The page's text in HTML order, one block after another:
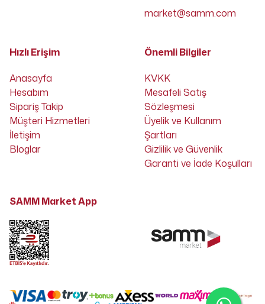
market@samm.com
Hızlı Erişim
Anasayfa
Hesabım
Sipariş Takip
Müşteri Hizmetleri
İletişim
Bloglar
Önemli Bilgiler
KVKK
Mesafeli Satış
Sözleşmesi
Üyelik ve Kullanım
Şartları
Gizlilik ve Güvenlik
Garanti ve İade Koşulları
SAMM Market App